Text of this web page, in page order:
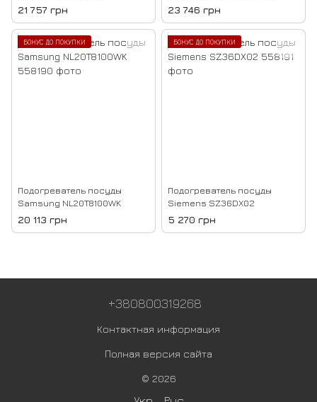
21 757 грн 23 746 грн
БОНУС ДО ПОКУПКИ
Подогреватель посуды
Samsung NL20T8100WK
20 113 грн
БОНУС ДО ПОКУПКИ
Подогреватель посуды
Siemens SZ36DX02
5 270 грн
+380800319268
Контактная информация
Полная версия сайта
© 2026